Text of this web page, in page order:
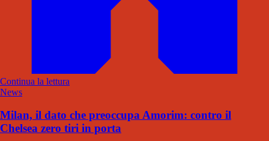
Continua la lettura
News
Milan, il dato che preoccupa Amorim: contro il
Chelsea zero tiri in porta